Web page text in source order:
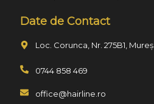
Date de Contact
Loc. Corunca, Nr. 275B1, Mureș
0744 858 469
office@hairline.ro